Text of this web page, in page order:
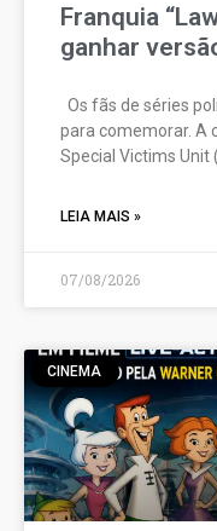
Franquia
ganhar
Os fãs de séries
para comemorar. A
Special Victims Unit
LEIA MAIS »
07/08/2026
CINEMA